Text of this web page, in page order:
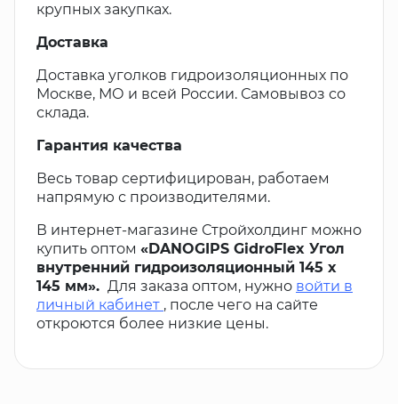
крупных закупках.
Доставка
Доставка уголков гидроизоляционных по
Москве, МО и всей России. Самовывоз со
склада.
Гарантия качества
Весь товар сертифицирован, работаем
напрямую с производителями.
В интернет-магазине Стройхолдинг можно
купить оптом «DANOGIPS GidroFlex Угол
внутренний гидроизоляционный 145 х
145 мм». Для заказа оптом, нужно войти в
личный кабинет , после чего на сайте
откроются более низкие цены.